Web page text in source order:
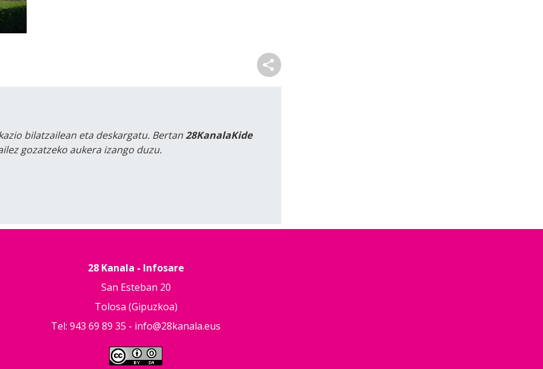
bilatzailean eta deskargatu. Bertan28KanalaKide
gozatzeko aukera izango duzu.
28 Kanala - Infosare
San Esteban 20
Tolosa (Gipuzkoa)
Tel: 943 69 89 35 - info@28kanala.eus